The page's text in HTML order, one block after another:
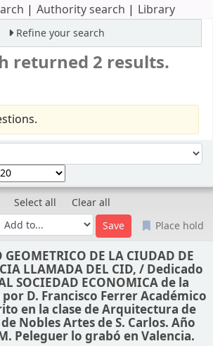
Authority search Library
Refine your search
returned 2 results.
Select all
Clear all
Place hold
GEOMETRICO DE LA CIUDAD DE
LLAMADA DEL CID, / Dedicado
SOCIEDAD ECONOMICA de la
D. Francisco Ferrer Académico
en la clase de Arquitectura de
Nobles Artes de S. Carlos. Año
Peleguer lo grabó en Valencia.